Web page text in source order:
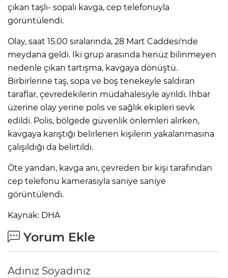
çıkan taşlı- sopalı kavga, cep telefonuyla
görüntülendi.
Olay, saat 15.00 sıralarında, 28 Mart Caddesi'nde
meydana geldi. İki grup arasında henüz bilinmeyen
nedenle çıkan tartışma, kavgaya dönüştü.
Birbirlerine taş, sopa ve boş tenekeyle saldıran
taraflar, çevredekilerin müdahalesiyle ayrıldı. İhbar
üzerine olay yerine polis ve sağlık ekipleri sevk
edildi. Polis, bölgede güvenlik önlemleri alırken,
kavgaya karıştığı belirlenen kişilerin yakalanmasına
çalışıldığı da belirtildi.
Öte yandan, kavga anı, çevreden bir kişi tarafından
cep telefonu kamerasıyla saniye saniye
görüntülendi.
Kaynak: DHA
Yorum Ekle
Adınız Soyadınız